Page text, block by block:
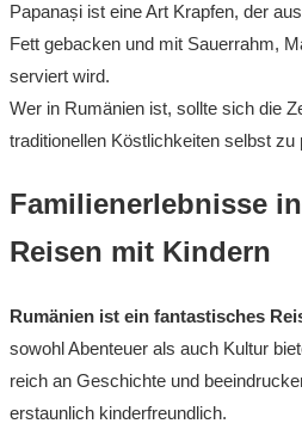
Papanași ist eine Art Krapfen, der
Fett gebacken und mit Sauerrahm,
serviert wird.
Wer in Rumänien ist, sollte sich die
traditionellen Köstlichkeiten selbst zu
Familienerlebnisse
Reisen mit Kindern
Rumänien ist ein fantastisches
sowohl Abenteuer als auch Kultur
reich an Geschichte und
erstaunlich kinderfreundlich.